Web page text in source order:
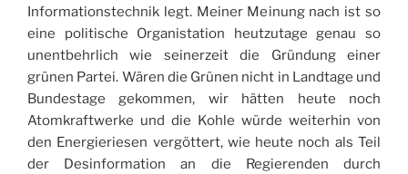
Informationstechnik legt. Meiner Meinung nach ist so
eine politische Organistation heutzutage genau so
unentbehrlich wie seinerzeit die Gründung einer
grünen Partei. Wären die Grünen nicht in Landtage und
Bundestage gekommen, wir hätten heute noch
Atomkraftwerke und die Kohle würde weiterhin von
den Energieriesen vergöttert, wie heute noch als Teil
der Desinformation an die Regierenden durch